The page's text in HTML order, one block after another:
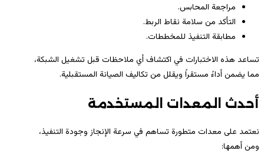
مراجعة المحابس.
التأكد من سلامة نقاط الربط.
مطابقة التنفيذ للمخططات.
تساعد هذه الاختبارات في اكتشاف أي ملاحظات قبل تشغيل الشبكة،
مما يضمن أداءً مستقراً ويقلل من تكاليف الصيانة المستقبلية.
أحدث المعدات المستخدمة
نعتمد على معدات متطورة تساهم في سرعة الإنجاز وجودة التنفيذ،
ومن أهمها: